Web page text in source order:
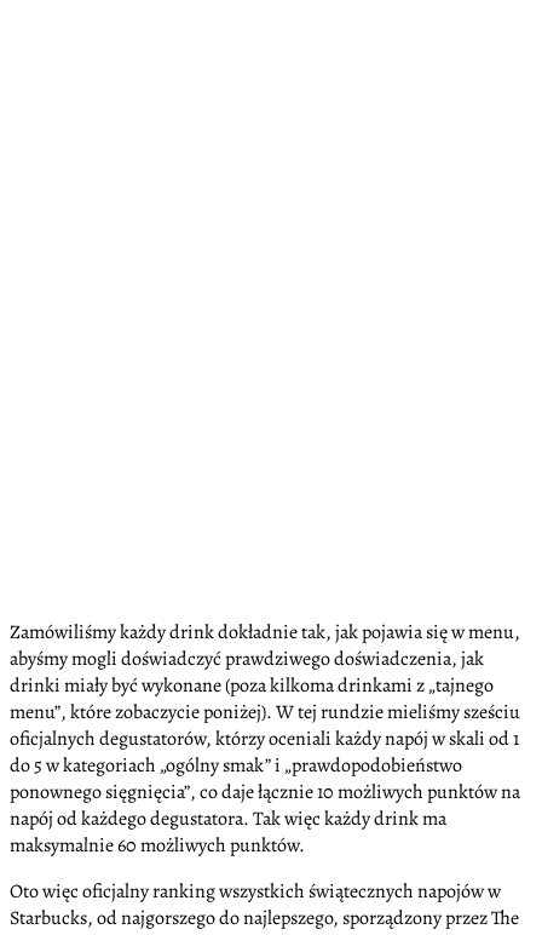
Zamówiliśmy każdy drink dokładnie tak, jak pojawia się w menu,
abyśmy mogli doświadczyć prawdziwego doświadczenia, jak
drinki miały być wykonane (poza kilkoma drinkami z „tajnego
menu”, które zobaczycie poniżej). W tej rundzie mieliśmy sześciu
oficjalnych degustatorów, którzy oceniali każdy napój w skali od 1
do 5 w kategoriach „ogólny smak” i „prawdopodobieństwo
ponownego sięgnięcia”, co daje łącznie 10 możliwych punktów na
napój od każdego degustatora. Tak więc każdy drink ma
maksymalnie 60 możliwych punktów.
Oto więc oficjalny ranking wszystkich świątecznych napojów w
Starbucks, od najgorszego do najlepszego, sporządzony przez The